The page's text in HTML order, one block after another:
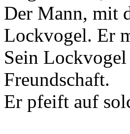
Der Mann, mit
Lockvogel. Er
Sein
Freundschaft.
Er pfeift auf